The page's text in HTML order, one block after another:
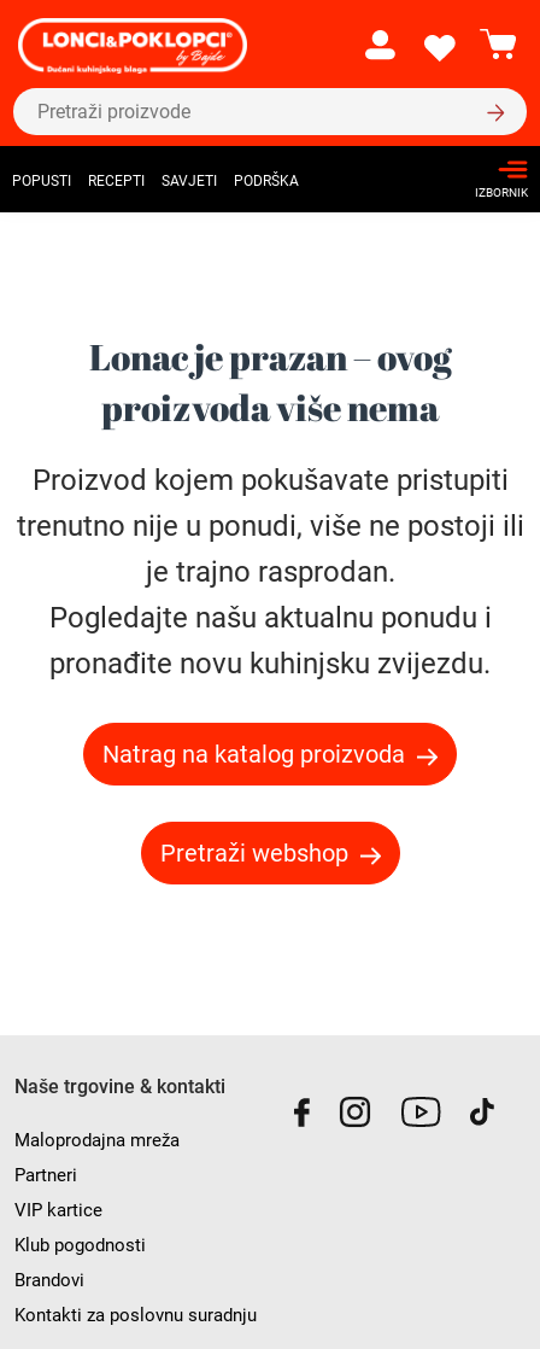
POPUSTI RECEPTI SAVJETI PODRŠKA
IZBORNIK
Lonac je prazan – ovog
proizvoda više nema
Proizvod kojem pokušavate pristupiti
trenutno nije u ponudi, više ne postoji ili
je trajno rasprodan.
Pogledajte našu aktualnu ponudu i
pronađite novu kuhinjsku zvijezdu.
Natrag na katalog proizvoda
Pretraži webshop
Naše trgovine & kontakti
Maloprodajna mreža
Partneri
VIP kartice
Klub pogodnosti
Brandovi
Kontakti za poslovnu suradnju